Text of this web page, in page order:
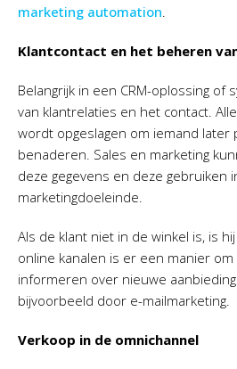
marketing automation.
Klantcontact en het beheren
Belangrijk in een CRM-oplossing
van klantrelaties en het contact.
wordt opgeslagen om iemand later
benaderen. Sales en marketing
deze gegevens en deze gebruiken
marketingdoeleinde.
Als de klant niet in de winkel is, is
online kanalen is er een manier
informeren over nieuwe
bijvoorbeeld door e-mailmarketing.
Verkoop in de omnichannel